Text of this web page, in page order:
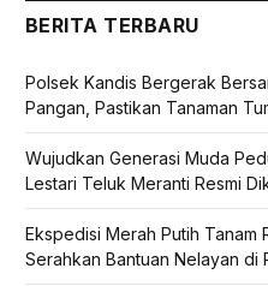
BERITA TERBARU
Polsek Kandis Bergerak
Pangan, Pastikan Tanaman
Wujudkan Generasi Muda
Lestari Teluk Meranti Resmi
Ekspedisi Merah Putih Tanam
Serahkan Bantuan Nelayan di